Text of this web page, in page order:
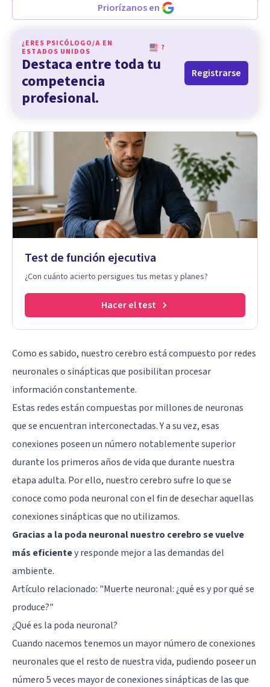
Priorízanos en
¿ERES PSICÓLOGO/A EN
ESTADOS UNIDOS
?
Destaca entre toda tu
competencia
profesional.
Registrarse
Test de función ejecutiva
¿Con cuánto acierto persigues tus metas y planes?
Hacer el test
Como es sabido, nuestro cerebro está compuesto por redes
neuronales o sinápticas que posibilitan procesar
información constantemente.
Estas redes están compuestas por millones de neuronas
que se encuentran interconectadas. Y a su vez, esas
conexiones poseen un número notablemente superior
durante los primeros años de vida que durante nuestra
etapa adulta. Por ello, nuestro cerebro sufre lo que se
conoce como poda neuronal con el fin de desechar aquellas
conexiones sinápticas que no utilizamos.
Gracias a la poda neuronal nuestro cerebro se vuelve
más eficientey responde mejor a las demandas del
ambiente.
Artículo relacionado: "Muerte neuronal: ¿qué es y por qué se
produce?"
¿Qué es la poda neuronal?
Cuando nacemos tenemos un mayor número de conexiones
neuronales que el resto de nuestra vida, pudiendo poseer un
número 5 veces mayor de conexiones sinápticas de las que